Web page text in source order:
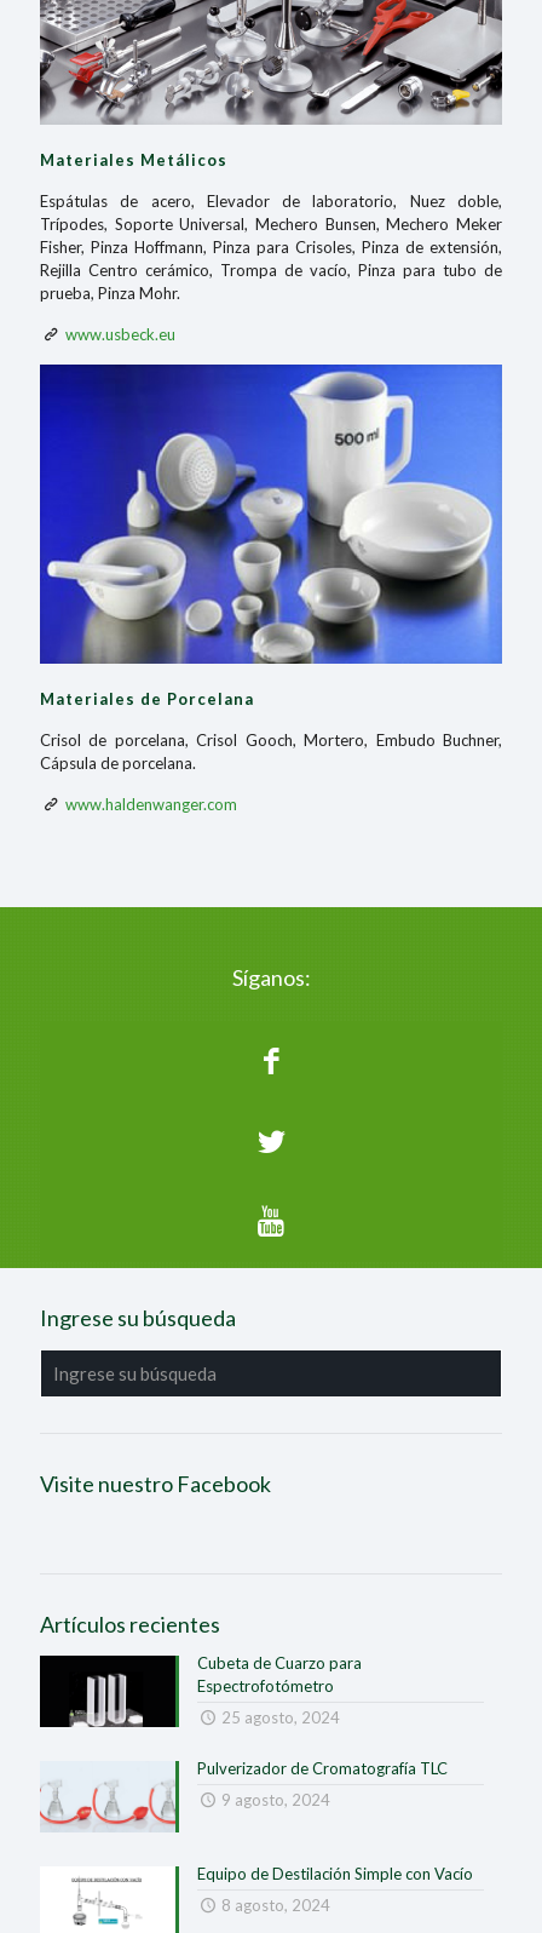
Materiales Metálicos
Espátulas de acero, Elevador de laboratorio, Nuez doble,
Trípodes, Soporte Universal, Mechero Bunsen, Mechero Meker
Fisher, Pinza Hoffmann, Pinza para Crisoles, Pinza de extensión,
Rejilla Centro cerámico, Trompa de vacío, Pinza para tubo de
prueba, Pinza Mohr.
www.usbeck.eu
Materiales de Porcelana
Crisol de porcelana, Crisol Gooch, Mortero, Embudo Buchner,
Cápsula de porcelana.
www.haldenwanger.com
Síganos:
Ingrese su búsqueda
Visite nuestro Facebook
Artículos recientes
Cubeta de Cuarzo para
Espectrofotómetro
25 agosto, 2024
Pulverizador de Cromatografía TLC
9 agosto, 2024
Equipo de Destilación Simple con Vacío
8 agosto, 2024